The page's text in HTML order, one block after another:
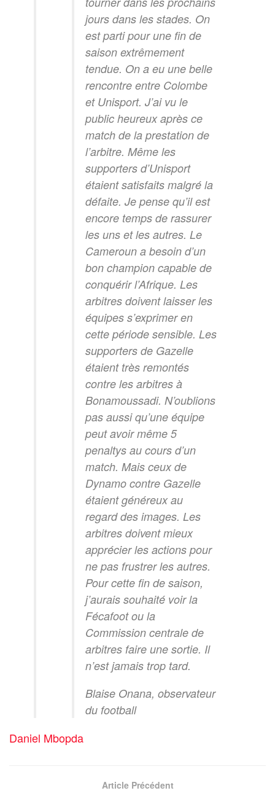
jours dans les stades. On
est parti pour une fin de
saison extrêmement
tendue. On a eu une belle
rencontre entre Colombe
et Unisport. J’ai vu le
public heureux après ce
match de la prestation de
l’arbitre. Même les
supporters d’Unisport
étaient satisfaits malgré la
défaite. Je pense qu’il est
encore temps de rassurer
les uns et les autres. Le
Cameroun a besoin d’un
bon champion capable de
conquérir l’Afrique. Les
arbitres doivent laisser les
équipes s’exprimer en
cette période sensible. Les
supporters de Gazelle
étaient très remontés
contre les arbitres à
Bonamoussadi. N’oublions
pas aussi qu’une équipe
peut avoir même 5
penaltys au cours d’un
match. Mais ceux de
Dynamo contre Gazelle
étaient généreux au
regard des images. Les
arbitres doivent mieux
apprécier les actions pour
ne pas frustrer les autres.
Pour cette fin de saison,
j’aurais souhaité voir la
Fécafoot ou la
Commission centrale de
arbitres faire une sortie. Il
n’est jamais trop tard.
Blaise Onana, observateur
du football
Daniel Mbopda
Article Précédent